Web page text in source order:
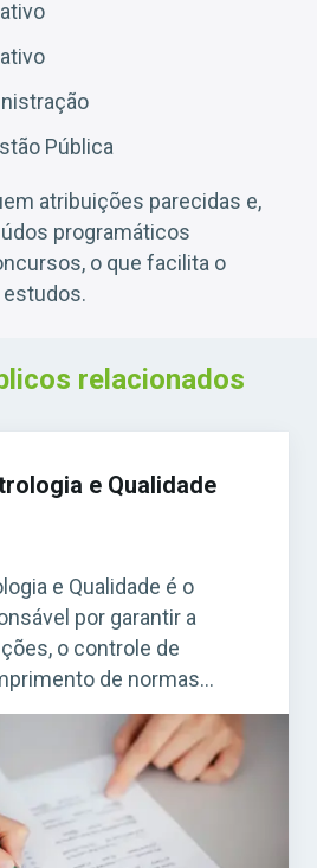
Pública
atribuições parecidas e,
programáticos
o que facilita o
relacionados
e Qualidade
e Qualidade é o
por garantir a
o controle de
de normas
produtos e serviços.
cargo é essencial para
de segurança,
exigidos por
Curso Grátis INSS 2026!